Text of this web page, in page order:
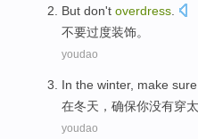
But don't overdress.
不要过度装饰。
youdao
In the winter, make
在冬天 ， 确保你没有穿
youdao